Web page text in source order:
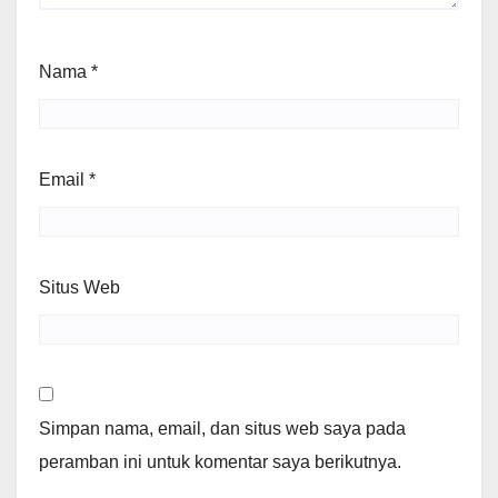
Nama *
Email *
Situs Web
Simpan nama, email, dan situs web saya pada
peramban ini untuk komentar saya berikutnya.